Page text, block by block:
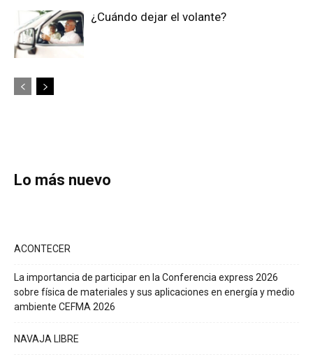
¿Cuándo dejar el volante?
Lo más nuevo
ACONTECER
La importancia de participar en la Conferencia express 2026
sobre física de materiales y sus aplicaciones en energía y medio
ambiente CEFMA 2026
NAVAJA LIBRE